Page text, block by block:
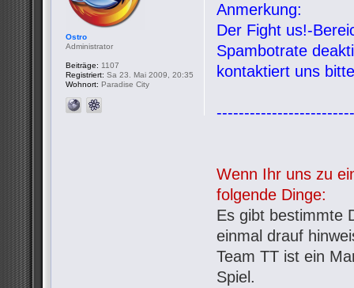
Anmerkung:
Der Fight us!-
Spambotrate
kontaktiert uns
Wenn Ihr uns zu
folgende Dinge:
Es gibt bestimmte
einmal drauf
Team TT ist ein
Spiel.
Ostro
Administrator
Beiträge: 1107
Registriert: Sa 23. Mai 2009, 20:35
Wohnort: Paradise City